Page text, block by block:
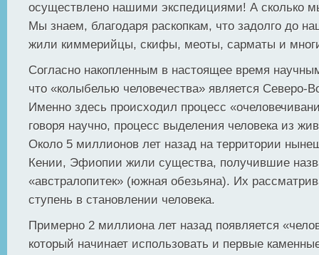
осуществлено нашими экспедициями! А сколько
Мы знаем, благодаря раскопкам, что задолго до
жили киммерийцы, скифы, меоты, сарматы и
Согласно накопленным в настоящее время
что «колыбелью человечества» является Северо-
Именно здесь происходил процесс
говоря научно, процесс выделения человека из
Около 5 миллионов лет назад на территории
Кении, Эфиопии жили существа, получившие
«австралопитек» (южная обезьяна). Их
ступень в становлении человека.
Примерно 2 миллиона лет назад появляется
который начинает использовать и первые